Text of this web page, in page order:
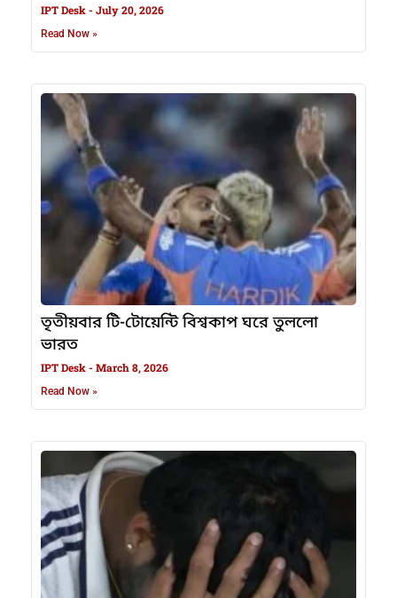
IPT Desk July 20, 2026
Read Now »
তৃতীয়বার টি-টোয়েন্টি বিশ্বকাপ ঘরে তুললো
ভারত
IPT Desk March 8, 2026
Read Now »